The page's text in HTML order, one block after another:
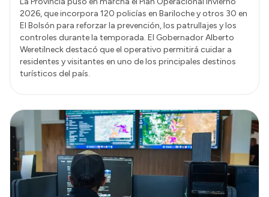
2026, que incorpora 120 policías en Bariloche y otros 30 en
El Bolsón para reforzar la prevención, los patrullajes y los
controles durante la temporada. El Gobernador Alberto
Weretilneck destacó que el operativo permitirá cuidar a
residentes y visitantes en uno de los principales destinos
turísticos del país.